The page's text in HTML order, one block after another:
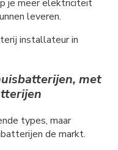
je meer elektriciteit
leveren.
installateur in
met
types, maar
de markt.